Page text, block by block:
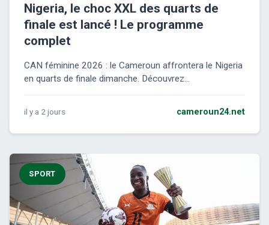
Nigeria, le choc XXL des quarts de
finale est lancé ! Le programme
complet
CAN féminine 2026 : le Cameroun affrontera le Nigeria
en quarts de finale dimanche. Découvrez...
il y a 2 jours cameroun24.net
SPORT